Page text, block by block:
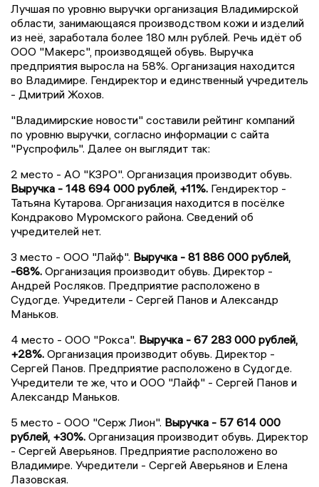
Лучшая по уровню выручки организация Владимирской
области, занимающаяся производством кожи и изделий
из неё, заработала более 180 млн рублей. Речь идёт об
ООО "Макерс", производящей обувь. Выручка
предприятия выросла на 58%. Организация находится
во Владимире. Гендиректор и единственный учредитель
- Дмитрий Жохов.
"Владимирские новости" составили рейтинг компаний
по уровню выручки, согласно информации с сайта
"Руспрофиль". Далее он выглядит так:
2 место - АО "КЗРО". Организация производит обувь.
Выручка - 148 694 000 рублей, +11%. Гендиректор -
Татьяна Кутарова. Организация находится в посёлке
Кондраково Муромского района. Сведений об
учредителей нет.
3 место - ООО "Лайф". Выручка - 81 886 000 рублей,
-68%. Организация производит обувь. Директор -
Андрей Росляков. Предприятие расположено в
Судогде. Учредители - Сергей Панов и Александр
Маньков.
4 место - ООО "Рокса". Выручка - 67 283 000 рублей,
+28%. Организация производит обувь. Директор -
Сергей Панов. Предприятие расположено в Судогде.
Учредители те же, что и ООО "Лайф" - Сергей Панов и
Александр Маньков.
5 место - ООО "Серж Лион". Выручка - 57 614 000
рублей, +30%. Организация производит обувь. Директор
- Сергей Аверьянов. Предприятие расположено во
Владимире. Учредители - Сергей Аверьянов и Елена
Лазовская.